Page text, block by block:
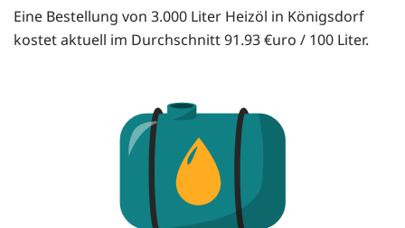
Eine Bestellung von 3.000 Liter Heizöl in Königsdorf
kostet aktuell im Durchschnitt 91.93 €uro / 100 Liter.